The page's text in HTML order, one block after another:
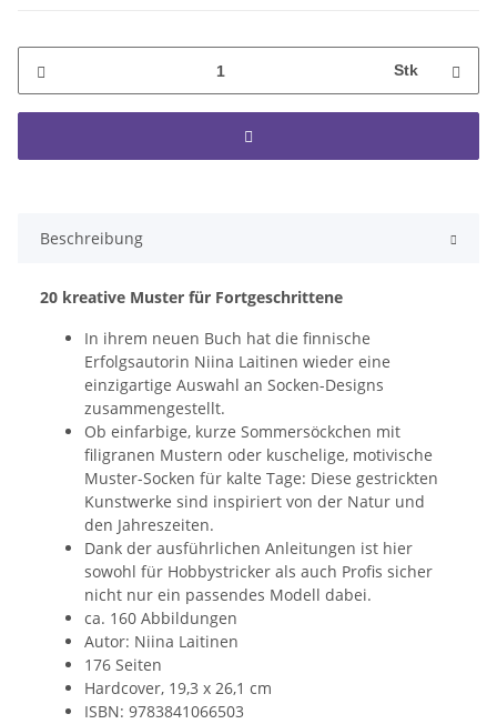
Stk
Beschreibung
20 kreative Muster für Fortgeschrittene
In ihrem neuen Buch hat die finnische
Erfolgsautorin Niina Laitinen wieder eine
einzigartige Auswahl an Socken-Designs
zusammengestellt.
Ob einfarbige, kurze Sommersöckchen mit
filigranen Mustern oder kuschelige, motivische
Muster-Socken für kalte Tage: Diese gestrickten
Kunstwerke sind inspiriert von der Natur und
den Jahreszeiten.
Dank der ausführlichen Anleitungen ist hier
sowohl für Hobbystricker als auch Profis sicher
nicht nur ein passendes Modell dabei.
ca. 160 Abbildungen
Autor: Niina Laitinen
176 Seiten
Hardcover, 19,3 x 26,1 cm
ISBN: 9783841066503